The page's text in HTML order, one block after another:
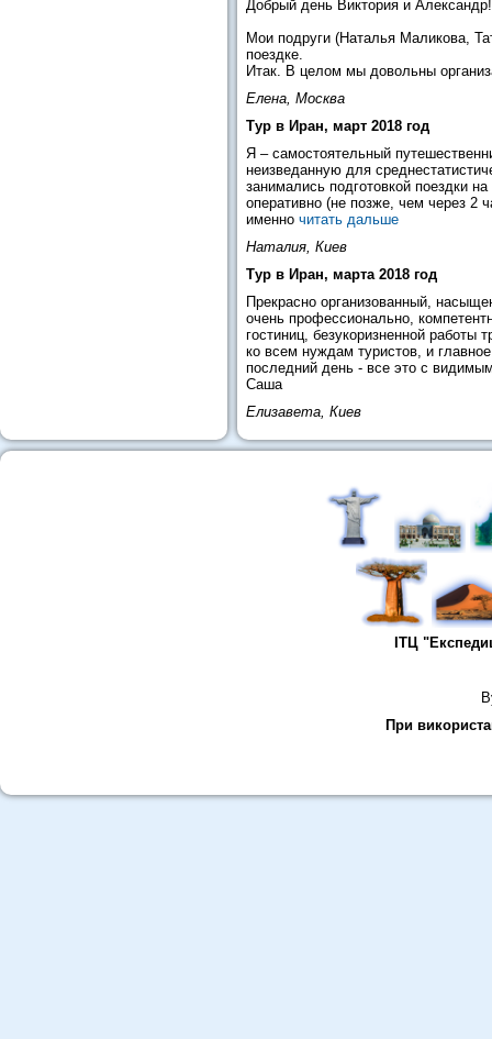
Добрый день Виктория и Александр!
Мои подруги (Наталья Маликова,
поездке.
Итак. В целом мы довольны
Елена, Москва
Тур в Иран, март 2018 год
Я – самостоятельный
неизведанную для
занимались подготовкой поездки
оперативно (не позже, чем через 2
именно читать дальше
Наталия, Киев
Тур в Иран, марта 2018 год
Прекрасно организованный,
очень профессионально,
гостиниц, безукоризненной работы
ко всем нуждам туристов, и
последний день - все это с
Саша
Елизавета, Киев
ІТЦ
При